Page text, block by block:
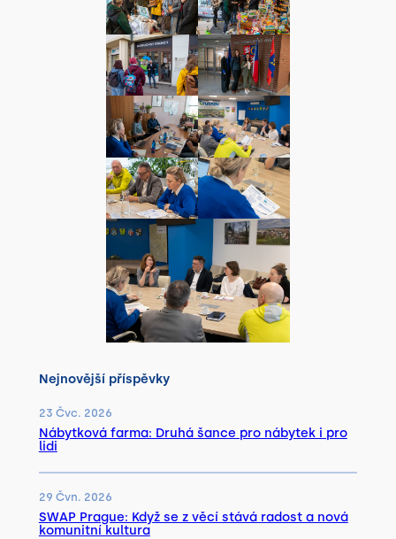
Nejnovější příspěvky
23 Čvc. 2026
Nábytková farma: Druhá šance pro nábytek i pro
lidi
29 Čvn. 2026
SWAP Prague: Když se z věcí stává radost a nová
komunitní kultura